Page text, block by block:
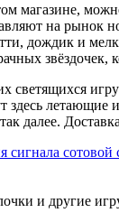
магазине,
на рынок
дождик и
светящихся
далее.
сигнала
и другие